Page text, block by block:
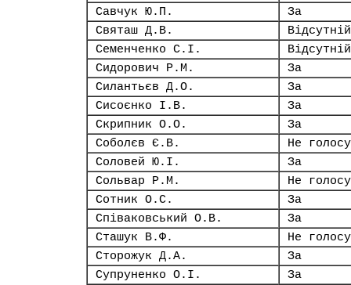
Савчук Ю.П.
За
Святаш Д.В.
Відсутній
Семенченко С.І.
Відсутній
Сидорович Р.М.
За
Силантьєв Д.О.
За
Сисоєнко І.В.
За
Скрипник О.О.
За
Соболєв Є.В.
Не
Соловей Ю.І.
За
Сольвар Р.М.
Не
Сотник О.С.
За
Співаковський О.В.
За
Сташук В.Ф.
Не
Сторожук Д.А.
За
Супруненко О.І.
За